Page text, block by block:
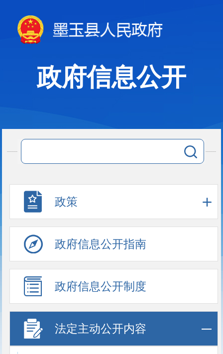
政府信息公开
政策
政府信息公开指南
政府信息公开制度
法定主动公开内容